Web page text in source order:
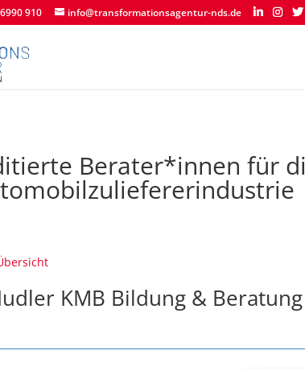
910 info@transformationsagentur-nds.de
Berater*innen für
KMB Bildung & Beratung